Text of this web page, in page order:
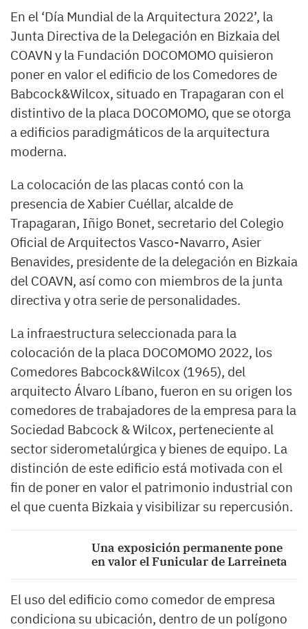
En el ‘Día Mundial de la Arquitectura 2022’, la
Junta Directiva de la Delegación en Bizkaia del
COAVN y la Fundación DOCOMOMO quisieron
poner en valor el edificio de los Comedores de
Babcock&Wilcox, situado en Trapagaran con el
distintivo de la placa DOCOMOMO, que se otorga
a edificios paradigmáticos de la arquitectura
moderna.
La colocación de las placas contó con la
presencia de Xabier Cuéllar, alcalde de
Trapagaran, Iñigo Bonet, secretario del Colegio
Oficial de Arquitectos Vasco-Navarro, Asier
Benavides, presidente de la delegación en Bizkaia
del COAVN, así como con miembros de la junta
directiva y otra serie de personalidades.
La infraestructura seleccionada para la
colocación de la placa DOCOMOMO 2022, los
Comedores Babcock&Wilcox (1965), del
arquitecto Álvaro Líbano, fueron en su origen los
comedores de trabajadores de la empresa para la
Sociedad Babcock & Wilcox, perteneciente al
sector siderometalúrgica y bienes de equipo. La
distinción de este edificio está motivada con el
fin de poner en valor el patrimonio industrial con
el que cuenta Bizkaia y visibilizar su repercusión.
Una exposición permanente pone
en valor el Funicular de Larreineta
El uso del edificio como comedor de empresa
condiciona su ubicación, dentro de un polígono